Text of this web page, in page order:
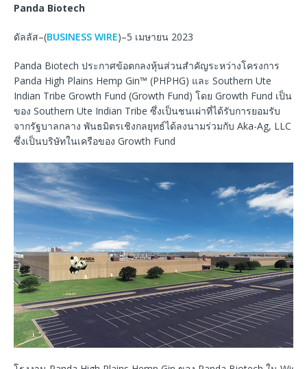
Panda Biotech
ดัลลัส–(BUSINESS WIRE)–5 เมษายน 2023
Panda Biotech ประกาศข้อตกลงหุ้นส่วนสำคัญระหว่างโครงการ
Panda High Plains Hemp Gin™ (PHPHG) และ Southern Ute
Indian Tribe Growth Fund (Growth Fund) โดย Growth Fund เป็น
ของ Southern Ute Indian Tribe ซึ่งเป็นชนเผ่าที่ได้รับการยอมรับ
จากรัฐบาลกลาง พันธมิตรเชิงกลยุทธ์ได้ลงนามร่วมกับ Aka-Ag, LLC
ซึ่งเป็นบริษัทในเครือของ Growth Fund